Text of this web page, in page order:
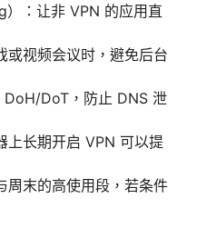
：让非 VPN 的应用直
或视频会议时，避免后台
DoH/DoT，防止 DNS 泄
上长期开启 VPN 可以提
周末的高使用段，若条件